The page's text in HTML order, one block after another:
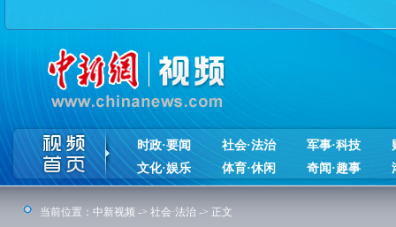
时政·要闻 社会·法治 军事·科技
文化·娱乐
体育·休闲 奇闻·趣事
当前位置： 中新视频 -> 社会·法治 -> 正文